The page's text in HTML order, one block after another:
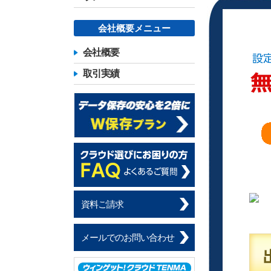
会社概要メニュー
会社概要
取引実績
資料ご請求
メールでのお問い合わせ